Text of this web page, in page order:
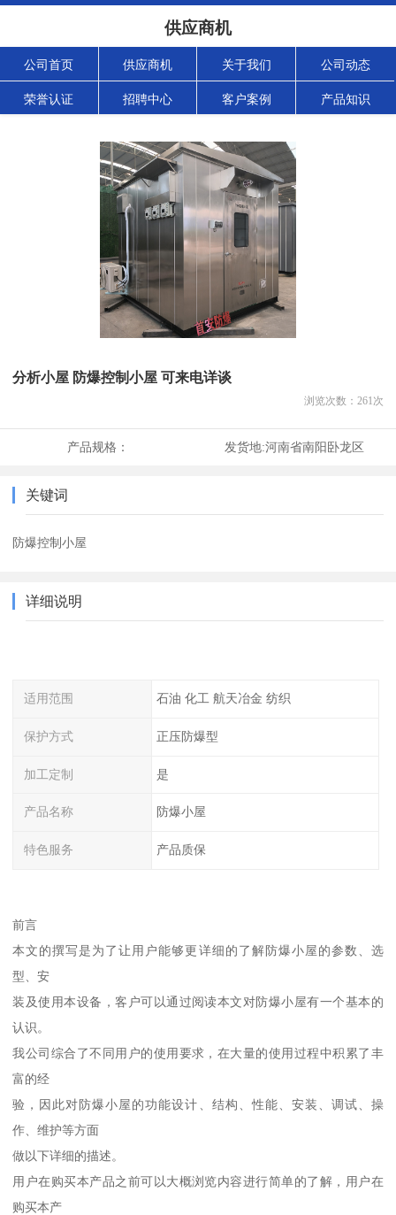
供应商机
公司首页 供应商机 关于我们 公司动态
荣誉认证 招聘中心 客户案例 产品知识
分析小屋 防爆控制小屋 可来电详谈
浏览次数： 261次
产品规格： 发货地:河南省南阳卧龙区
关键词
防爆控制小屋
详细说明
适用范围 石油 化工 航天冶金 纺织
保护方式 正压防爆型
加工定制 是
产品名称 防爆小屋
特色服务 产品质保
前言
本文的撰写是为了让用户能够更详细的了解防爆小屋的参数、选
型、安
装及使用本设备，客户可以通过阅读本文对防爆小屋有一个基本的
认识。
我公司综合了不同用户的使用要求，在大量的使用过程中积累了丰
富的经
验，因此对防爆小屋的功能设计、结构、性能、安装、调试、操
作、维护等方面
做以下详细的描述。
用户在购买本产品之前可以大概浏览内容进行简单的了解，用户在
购买本产